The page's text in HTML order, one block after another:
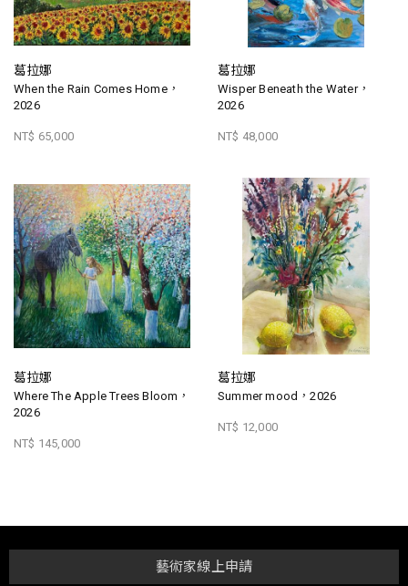
葛拉娜
When the Rain Comes Home，
2026
NT$ 65,000
葛拉娜
Wisper Beneath the Water，
2026
NT$ 48,000
葛拉娜
Where The Apple Trees Bloom，
2026
NT$ 145,000
葛拉娜
Summer mood，2026
NT$ 12,000
藝術家線上申請